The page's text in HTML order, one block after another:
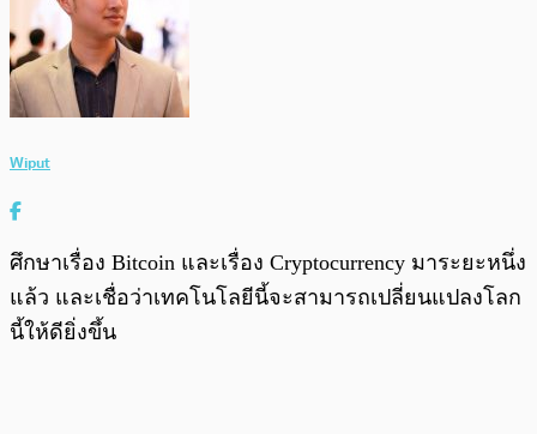
Wiput
ศึกษาเรื่อง Bitcoin และเรื่อง Cryptocurrency มาระยะหนึ่ง
แล้ว และเชื่อว่าเทคโนโลยีนี้จะสามารถเปลี่ยนแปลงโลก
นี้ให้ดียิ่งขึ้น